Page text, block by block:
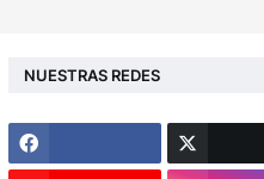
NUESTRAS REDES